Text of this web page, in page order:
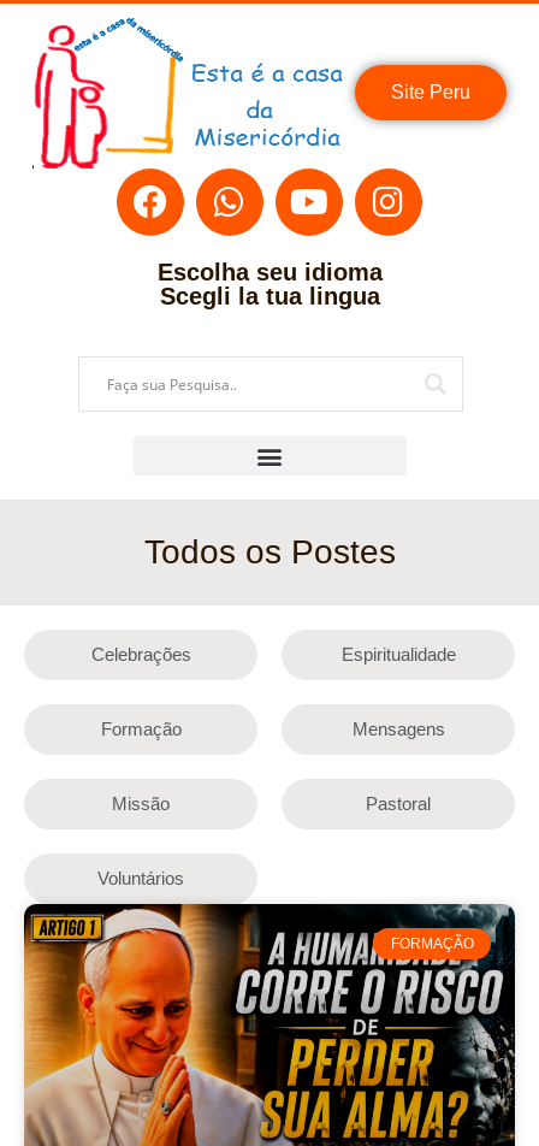
Site Peru
Escolha seu idioma
Scegli la tua lingua
Todos os Postes
Celebrações Espiritualidade
Formação Mensagens
Missão Pastoral
Voluntários
FORMAÇÃO